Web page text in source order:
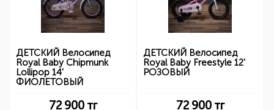
ДЕТСКИЙ Велосипед
Royal Baby Chipmunk
Lollipop 14'
ФИОЛЕТОВЫЙ
72 900тг
ДЕТСКИЙ Велосипед
Royal Baby Freestyle 12'
РОЗОВЫЙ
72 900тг